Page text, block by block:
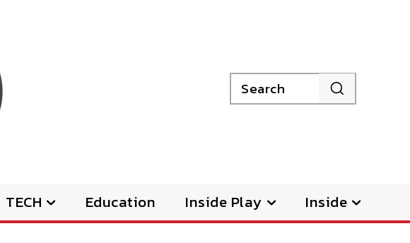
Search
TECH Education Inside Play Inside